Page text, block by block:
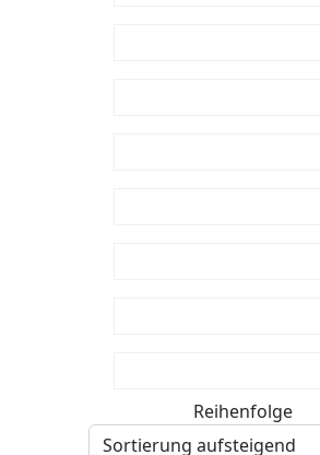
Reihenfolge